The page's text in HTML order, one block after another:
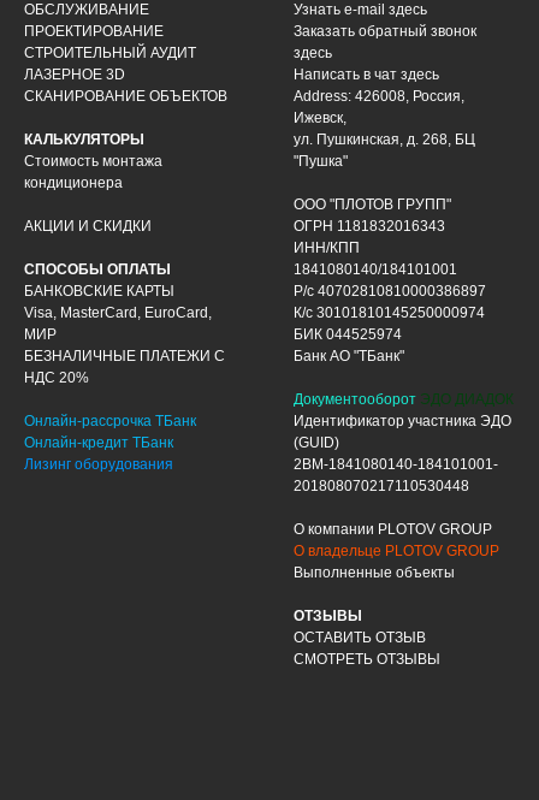
ОБСЛУЖИВАНИЕ
ПРОЕКТИРОВАНИЕ
СТРОИТЕЛЬНЫЙ АУДИТ
ЛАЗЕРНОЕ 3D
СКАНИРОВАНИЕ ОБЪЕКТОВ
КАЛЬКУЛЯТОРЫ
Стоимость монтажа
кондиционера
АКЦИИ И СКИДКИ
СПОСОБЫ ОПЛАТЫ
БАНКОВСКИЕ КАРТЫ
Visa, MasterCard, EuroCard,
МИР
БЕЗНАЛИЧНЫЕ ПЛАТЕЖИ С
НДС 20%
Онлайн-рассрочка ТБанк
Онлайн-кредит ТБанк
Лизинг оборудования
Узнать e-mail здесь
Заказать обратный звонок
здесь
Написать в чат здесь
Address: 426008, Россия,
Ижевск,
ул. Пушкинская, д. 268, БЦ
"Пушка"
ООО "ПЛОТОВ ГРУПП"
ОГРН 1181832016343
ИНН/КПП
1841080140/184101001
Р/с 40702810810000386897
К/с 30101810145250000974
БИК 044525974
Банк АО "ТБанк"
Документооборот ЭДО ДИАДОК
Идентификатор участника ЭДО
(GUID)
2BM-1841080140-184101001-
201808070217110530448
О компании PLOTOV GROUP
О владельце PLOTOV GROUP
Выполненные объекты
ОТЗЫВЫ
ОСТАВИТЬ ОТЗЫВ
СМОТРЕТЬ ОТЗЫВЫ